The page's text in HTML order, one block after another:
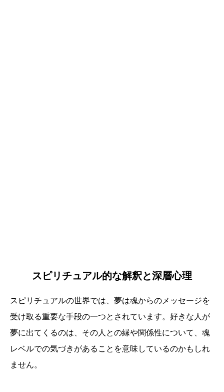
スピリチュアル的な解釈と深層心理
スピリチュアルの世界では、夢は魂からのメッセージを
受け取る重要な手段の一つとされています。好きな人が
夢に出てくるのは、その人との縁や関係性について、魂
レベルでの気づきがあることを意味しているのかもしれ
ません。